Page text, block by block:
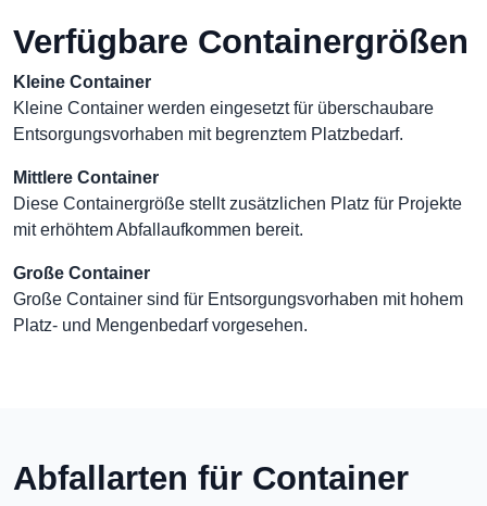
Verfügbare Containergrößen
Kleine Container
Kleine Container werden eingesetzt für überschaubare
Entsorgungsvorhaben mit begrenztem Platzbedarf.
Mittlere Container
Diese Containergröße stellt zusätzlichen Platz für Projekte
mit erhöhtem Abfallaufkommen bereit.
Große Container
Große Container sind für Entsorgungsvorhaben mit hohem
Platz- und Mengenbedarf vorgesehen.
Abfallarten für Container